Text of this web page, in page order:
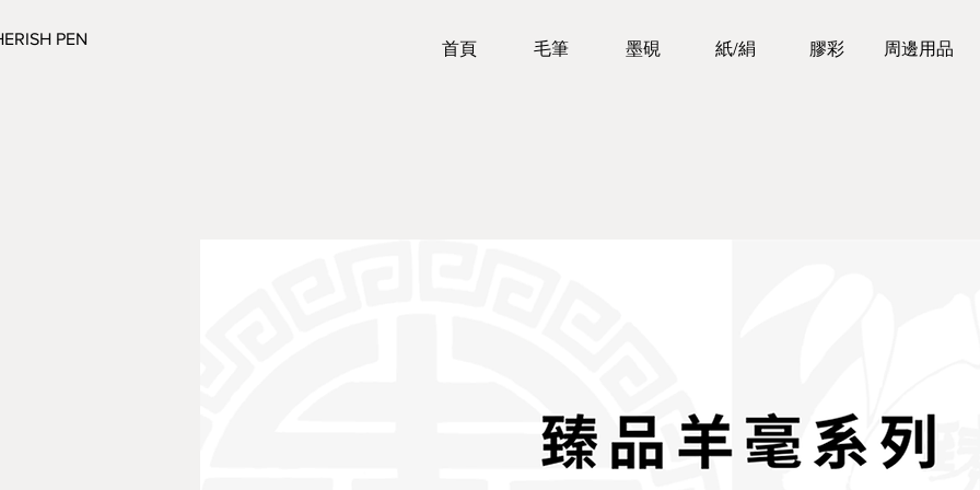
首頁 毛筆 墨硯 紙/絹 膠彩 周邊用品
PEN